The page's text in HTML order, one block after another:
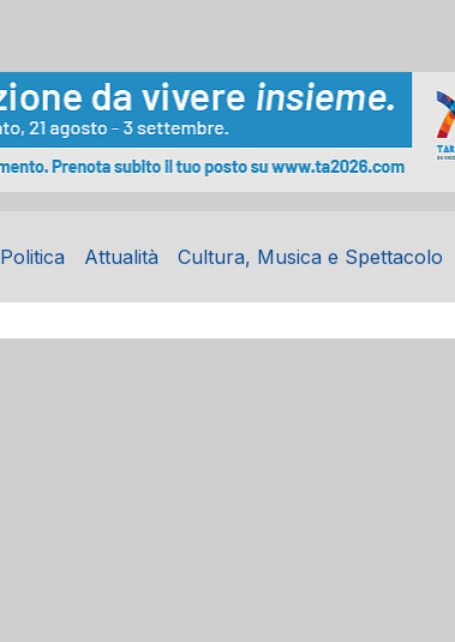
Politica Attualità Cultura, Musica e Spettacolo